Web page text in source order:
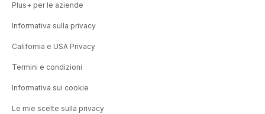
Plus+ per le aziende
Informativa sulla privacy
California e USA Privacy
Termini e condizioni
Informativa sui cookie
Le mie scelte sulla privacy